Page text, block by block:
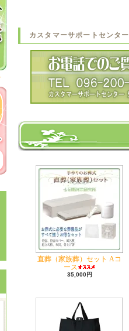
カスタマーサポートセンター
直葬（家族葬）セット Aコ
ース
35,000円